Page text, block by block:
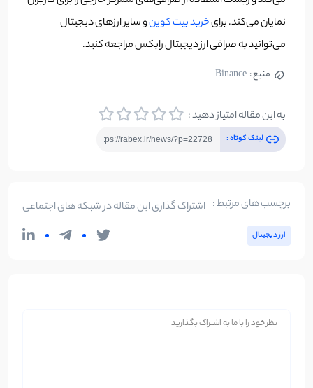
نمایان می‌کند. برایخرید بیت کوینو سایر ارزهای دیجیتال
می‌توانید به صرافی ارز دیجیتال رابکس مراجعه کنید.
منبع : Binance
به این مقاله امتیاز دهید :
لینک کوتاه :
برچسب های مرتبط :
ارز دیجیتال
اشتراک گذاری این مقاله در شبکه های اجتماعی